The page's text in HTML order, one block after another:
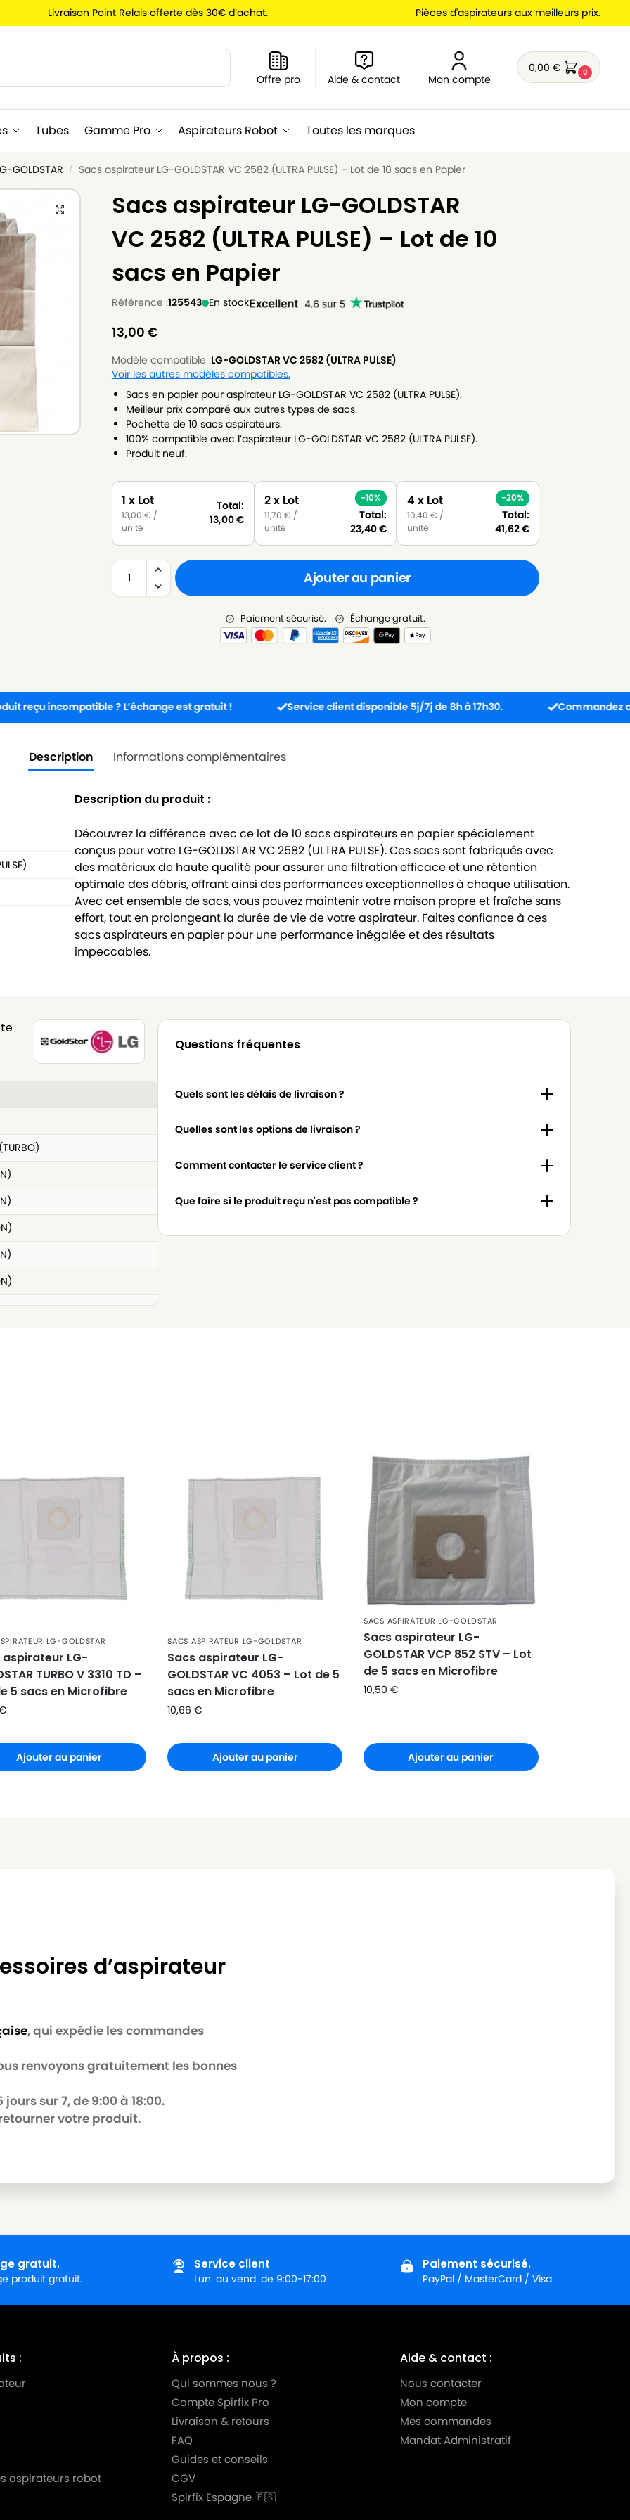
Livraison Point Relais offerte dès 30€ d’achat. Pièces d'aspirateurs aux meilleurs prix.
Offre pro Aide & contact Mon compte
0,00€ 0
Tubes Gamme Pro Aspirateurs Robot Toutes les marques
GOLDSTAR / Sacs aspirateur LG-GOLDSTAR VC 2582 (ULTRA PULSE) – Lot de 10 sacs en Papier
Sacs aspirateur LG-GOLDSTAR
VC 2582 (ULTRA PULSE) – Lot de 10
sacs en Papier
Référence :125543 En stock
13,00 €
Modèle compatible :LG-GOLDSTAR VC 2582 (ULTRA PULSE)
Voir les autres modèles compatibles.
Sacs en papier pour aspirateur LG-GOLDSTAR VC 2582 (ULTRA PULSE).
Meilleur prix comparé aux autres types de sacs.
Pochette de 10 sacs aspirateurs.
100% compatible avec l’aspirateur LG-GOLDSTAR VC 2582 (ULTRA PULSE).
Produit neuf.
1 x Lot
13,00€ /
unité
Total:
13,00€
2 x Lot
11,70€ /
unité
-10%
Total:
23,40€
4 x Lot
10,40 € /
unité
-20%
Total:
41,62€
Ajouter au panier
Paiement sécurisé. Échange gratuit.
incompatible ? L’échange est gratuit ! Service client disponible 5j/7j de 8h à 17h30. Commandez avant
Description Informations complémentaires
Description du produit :
Découvrez la différence avec ce lot de 10 sacs aspirateurs en papier spécialement
conçus pour votre LG-GOLDSTAR VC 2582 (ULTRA PULSE). Ces sacs sont fabriqués avec
des matériaux de haute qualité pour assurer une filtration efficace et une rétention
optimale des débris, offrant ainsi des performances exceptionnelles à chaque utilisation.
Avec cet ensemble de sacs, vous pouvez maintenir votre maison propre et fraîche sans
effort, tout en prolongeant la durée de vie de votre aspirateur. Faites confiance à ces
sacs aspirateurs en papier pour une performance inégalée et des résultats
impeccables.
(TURBO)
Questions fréquentes
Quels sont les délais de livraison ?
Quelles sont les options de livraison ?
Comment contacter le service client ?
Que faire si le produit reçu n'est pas compatible ?
LG-GOLDSTAR
aspirateur LG-
TURBO V 3310 TD –
5 sacs en Microfibre
Ajouter au panier
SACS ASPIRATEUR LG-GOLDSTAR
Sacs aspirateur LG-
GOLDSTAR VC 4053 – Lot de 5
sacs en Microfibre
10,66€
Ajouter au panier
SACS ASPIRATEUR LG-GOLDSTAR
Sacs aspirateur LG-
GOLDSTAR VCP 852 STV – Lot
de 5 sacs en Microfibre
10,50€
Ajouter au panier
d’aspirateur
, qui expédie les commandes
renvoyons gratuitement les bonnes
sur 7, de 9:00 à 18:00.
votre produit.
gratuit.
produit gratuit.
Service client
Lun. au vend. de 9:00-17:00
Paiement sécurisé.
PayPal / MasterCard / Visa
:
aspirateurs robot
À propos :
Qui sommes nous ?
Compte Spirfix Pro
Livraison & retours
FAQ
Guides et conseils
CGV
Spirfix Espagne 🇪🇸
Aide & contact :
Nous contacter
Mon compte
Mes commandes
Mandat Administratif